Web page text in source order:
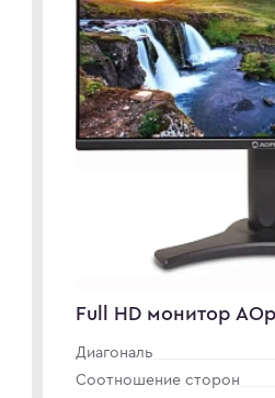
Full HD монитор
Диагональ
Соотношение сторон